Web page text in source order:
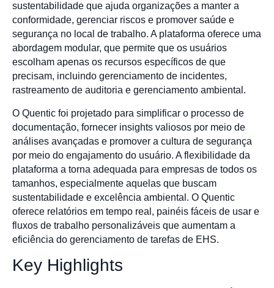
sustentabilidade que ajuda organizações a manter a
conformidade, gerenciar riscos e promover saúde e
segurança no local de trabalho. A plataforma oferece uma
abordagem modular, que permite que os usuários
escolham apenas os recursos específicos de que
precisam, incluindo gerenciamento de incidentes,
rastreamento de auditoria e gerenciamento ambiental.
O Quentic foi projetado para simplificar o processo de
documentação, fornecer insights valiosos por meio de
análises avançadas e promover a cultura de segurança
por meio do engajamento do usuário. A flexibilidade da
plataforma a torna adequada para empresas de todos os
tamanhos, especialmente aquelas que buscam
sustentabilidade e excelência ambiental. O Quentic
oferece relatórios em tempo real, painéis fáceis de usar e
fluxos de trabalho personalizáveis que aumentam a
eficiência do gerenciamento de tarefas de EHS.
Key Highlights